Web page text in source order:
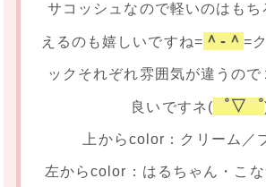
サコッシュなので軽いのはもち
えるのも嬉しいですね= ＾-＾=
ックそれぞれ雰囲気が違うので
良いですネ( ゜▽゜
上からcolor：クリーム／
左からcolor：はるちゃん・こ